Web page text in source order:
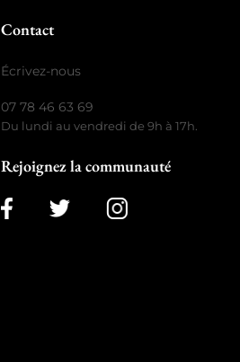
Contact
Écrivez-nous
07 78 46 63 69
Du lundi au vendredi de 9h à 17h.
Rejoignez la communauté